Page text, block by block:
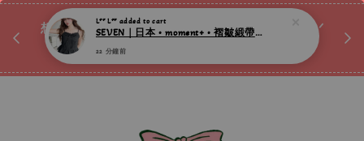
想訂製屬於自己的『水晶手鍊』嗎ꕀ♡ 私訊我們.ᐟ.ᐟ
📣Instagram 這邊按下去
SEVEN｜日本 • moment+ • 褶皺緞帶蕾絲荷葉邊背心 ღ
22 分鐘前